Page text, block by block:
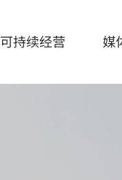
可持续经营 媒